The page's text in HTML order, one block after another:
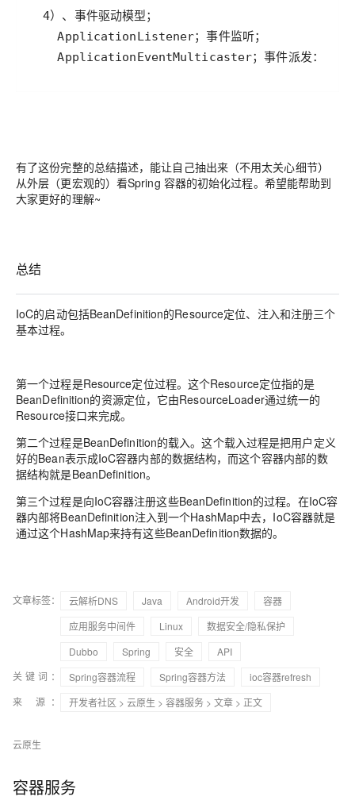
有了这份完整的总结描述，能让自己抽出来（不用太关心细节）
从外层（更宏观的）看Spring 容器的初始化过程。希望能帮助到
大家更好的理解~
总结
IoC的启动包括BeanDefinition的Resource定位、注入和注册三个
基本过程。
第一个过程是Resource定位过程。这个Resource定位指的是
BeanDefinition的资源定位，它由ResourceLoader通过统一的
Resource接口来完成。
第二个过程是BeanDefinition的载入。这个载入过程是把用户定义
好的Bean表示成IoC容器内部的数据结构，而这个容器内部的数
据结构就是BeanDefinition。
第三个过程是向IoC容器注册这些BeanDefinition的过程。在IoC容
器内部将BeanDefinition注入到一个HashMap中去，IoC容器就是
通过这个HashMap来持有这些BeanDefinition数据的。
文章标签： 云解析DNS Java Android开发
容器
应用服务中间件
Linux
数据安全/隐私保护
Dubbo
Spring 安全
API
关键词：
Spring容器流程 Spring容器方法
ioc容器refresh
来 源：
开发者社区 > 云原生 > 容器服务 > 文章 > 正文
云原生
容器服务